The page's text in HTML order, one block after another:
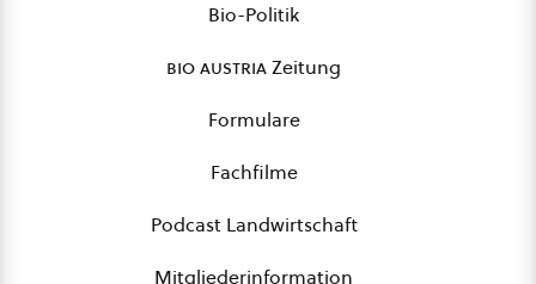
Bio-Politik
bio austriaZeitung
Formulare
Fachfilme
Podcast Landwirtschaft
Mitgliederinformation